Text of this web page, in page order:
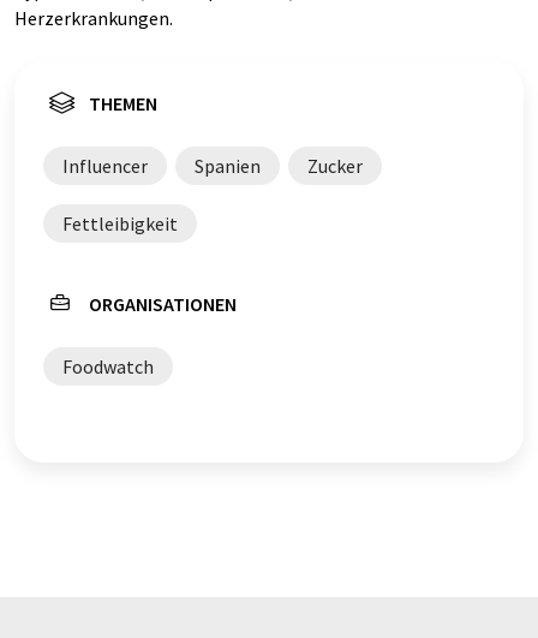
Herzerkrankungen.
THEMEN
Influencer Spanien Zucker
Fettleibigkeit
ORGANISATIONEN
Foodwatch